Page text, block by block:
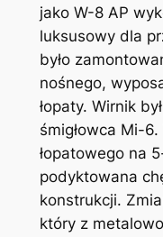
jako W-8 AP
luksusowy dla
było
nośnego,
łopaty. Wirnik
śmigłowca Mi-
łopatowego na
podyktowana
konstrukcji.
który z